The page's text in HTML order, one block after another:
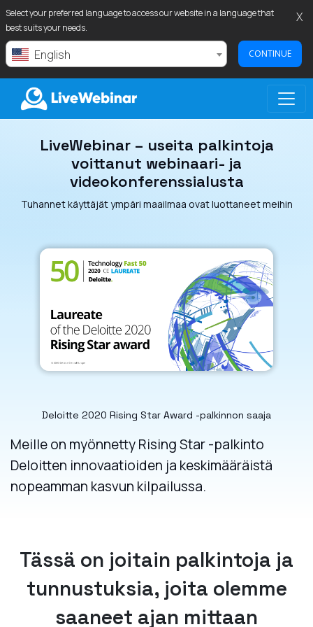
Select your preferred language to access our website in a language that
best suits your needs.
English CONTINUE
X
LIVEWEBINAR.COM
LiveWebinar – useita palkintoja
voittanut webinaari- ja
videokonferenssialusta
Tuhannet käyttäjät ympäri maailmaa ovat luottaneet meihin
Deloitte 2020 Rising Star Award -palkinnon saaja
Meille on myönnetty Rising Star -palkinto
Deloitten innovaatioiden ja keskimääräistä
nopeamman kasvun kilpailussa.
Tässä on joitain palkintoja ja
tunnustuksia, joita olemme
saaneet ajan mittaan